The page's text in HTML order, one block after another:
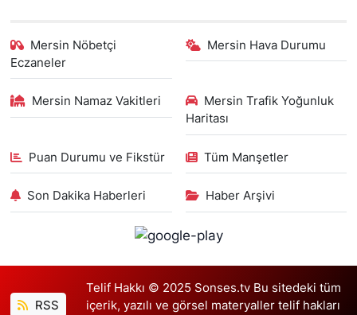
Mersin Nöbetçi
Eczaneler
Mersin Hava Durumu
Mersin Namaz Vakitleri
Mersin Trafik Yoğunluk
Haritası
Puan Durumu ve Fikstür Tüm Manşetler
Son Dakika Haberleri Haber Arşivi
RSS
Telif Hakkı © 2025 Sonses.tv Bu sitedeki tüm
içerik, yazılı ve görsel materyaller telif hakları